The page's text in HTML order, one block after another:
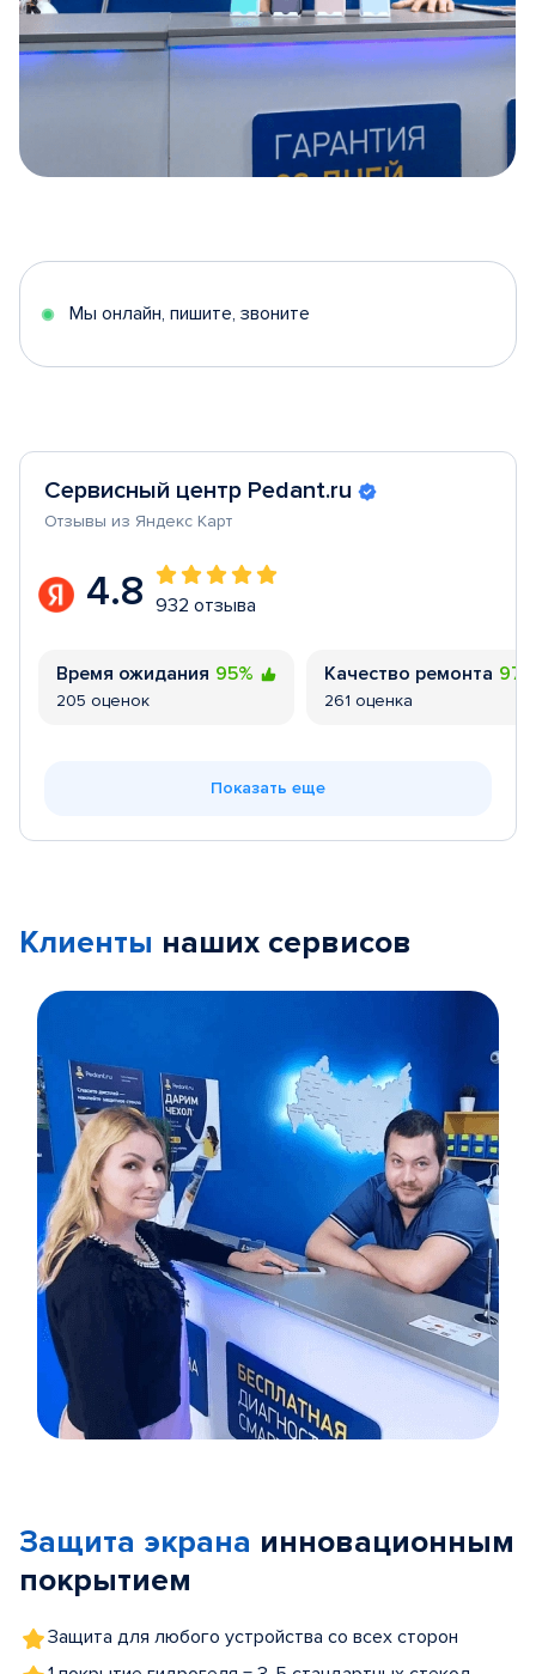
5
Мы онлайн, пишите, звоните
Сервисный центр Pedant.ru
Отзывы из Яндекс Карт
4.8 932 отзыва
Время ожидания 95%
205 оценок
Качество ремонта
261 оценка
Показать еще
Клиенты наших сервисов
5
Защита экрана инновационным
покрытием
Защита для любого устройства со всех сторон